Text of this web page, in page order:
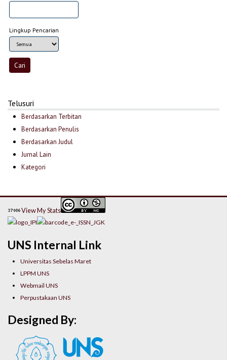
Lingkup Pencarian
Telusuri
Berdasarkan Terbitan
Berdasarkan Penulis
Berdasarkan Judul
Jurnal Lain
Kategori
UNS Internal Link
Universitas Sebelas Maret
LPPM UNS
Webmail UNS
Perpustakaan UNS
View My Stats
Designed By: